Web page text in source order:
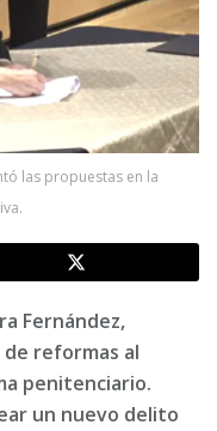
las propuestas en la
Fernández,
reformas al
penitenciario.
un nuevo delito